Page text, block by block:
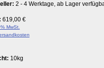
2 - 4 Werktage, ab Lager
619,00 €
MwSt.
10kg